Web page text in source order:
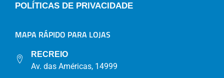
POLÍTICAS DE PRIVACIDADE
MAPA RÁPIDO PARA LOJAS
RECREIO
Av. das Américas, 14999